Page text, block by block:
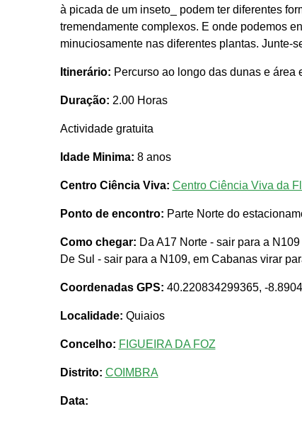
à picada de um inseto_ podem ter diferentes
tremendamente complexos. E onde podemos
minuciosamente nas diferentes plantas. Junte-
Itinerário: Percurso ao longo das dunas e área
Duração: 2.00 Horas
Actividade gratuita
Idade Minima: 8 anos
Centro Ciência Viva: Centro Ciência Viva da
Ponto de encontro: Parte Norte do
Como chegar: Da A17 Norte - sair para a
De Sul - sair para a N109, em Cabanas virar
Coordenadas GPS: 40.220834299365, -
Localidade: Quiaios
Concelho: FIGUEIRA DA FOZ
Distrito: COIMBRA
Data: